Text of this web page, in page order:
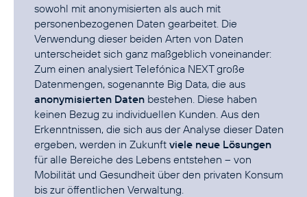
sowohl mit anonymisierten als auch mit
personenbezogenen Daten gearbeitet. Die
Verwendung dieser beiden Arten von Daten
unterscheidet sich ganz maßgeblich voneinander:
Zum einen analysiert Telefónica NEXT große
Datenmengen, sogenannte Big Data, die aus
anonymisierten Daten bestehen. Diese haben
keinen Bezug zu individuellen Kunden. Aus den
Erkenntnissen, die sich aus der Analyse dieser Daten
ergeben, werden in Zukunft viele neue Lösungen
für alle Bereiche des Lebens entstehen – von
Mobilität und Gesundheit über den privaten Konsum
bis zur öffentlichen Verwaltung.